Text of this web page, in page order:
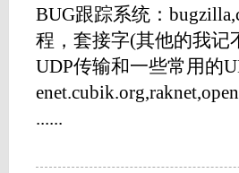
BUG跟踪系统：
程，套接字(其他的我记
UDP传输和一些常用的
......